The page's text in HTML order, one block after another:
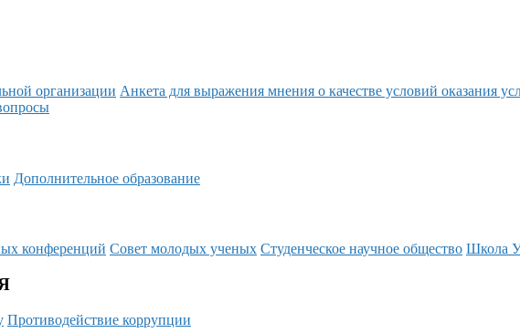
организации Анкета для выражения мнения о качестве условий оказания
Дополнительное образование
конференций Совет молодых ученых Студенческое научное общество Школа
Противодействие коррупции